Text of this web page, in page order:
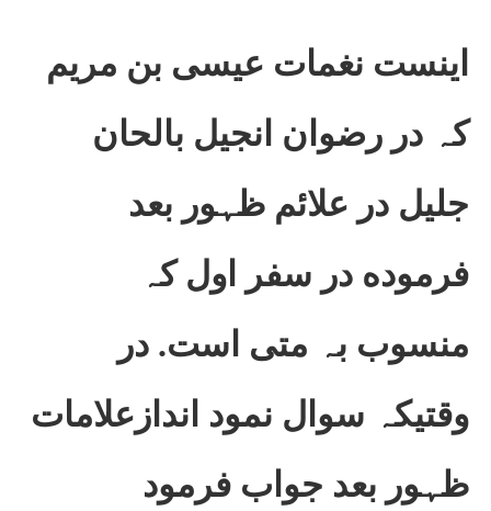
اینست نغمات عیسی بن مریم
کہ در رضوان انجیل بالحان
جلیل در علائم ظہور بعد
فرموده در سفر اول کہ
منسوب بہ متی است. در
وقتیکہ سوال نمود اندازعلامات
ظہور بعد جواب فرمود